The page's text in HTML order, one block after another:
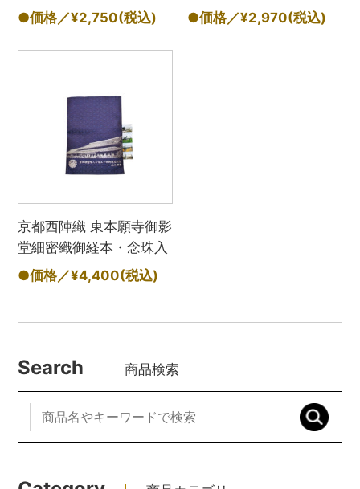
●価格／¥2,750(税込)
●価格／¥2,970(税込)
京都西陣織 東本願寺御影
堂細密織御経本・念珠入
●価格／¥4,400(税込)
Search 商品検索